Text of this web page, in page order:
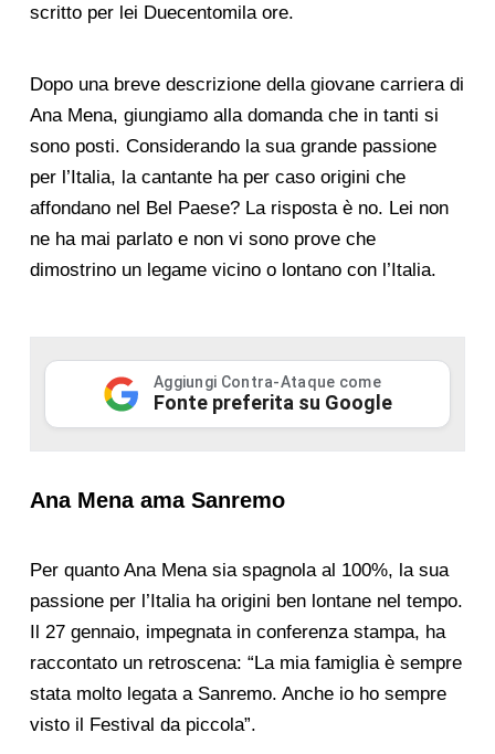
scritto per lei Duecentomila ore.
Dopo una breve descrizione della giovane carriera di
Ana Mena, giungiamo alla domanda che in tanti si
sono posti. Considerando la sua grande passione
per l’Italia, la cantante ha per caso origini che
affondano nel Bel Paese? La risposta è no. Lei non
ne ha mai parlato e non vi sono prove che
dimostrino un legame vicino o lontano con l’Italia.
Aggiungi Contra-Ataque come
Fonte preferita su Google
Ana Mena ama Sanremo
Per quanto Ana Mena sia spagnola al 100%, la sua
passione per l’Italia ha origini ben lontane nel tempo.
Il 27 gennaio, impegnata in conferenza stampa, ha
raccontato un retroscena: “La mia famiglia è sempre
stata molto legata a Sanremo. Anche io ho sempre
visto il Festival da piccola”.